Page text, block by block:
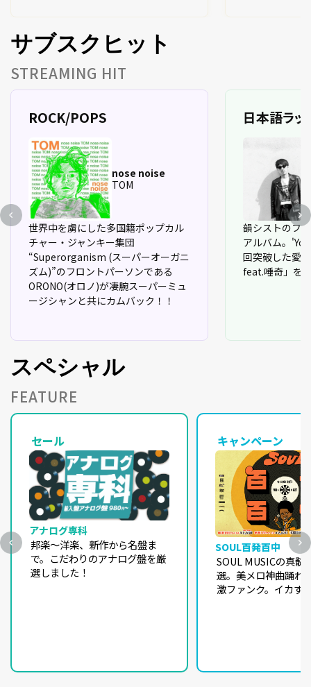
サブスクヒット
STREAMING HIT
ROCK/POPS
nose noise
TOM
世界中を虜にした多国籍ポップカル
チャー・ジャンキー集団
“Superorganism (スーパーオーガニ
ズム)”のフロントパーソンである
ORONO(オロノ)が凄腕スーパーミュ
ージシャンと共にカムバック！！
日本語ラッ
韻シストのフ
アルバム。
回突破した愛
feat.唾奇」を
スペシャル
FEATURE
セール
アナログ専科
邦楽～洋楽、新作から名盤ま
で。こだわりのアナログ盤を厳
選しました！
キャンペーン
SOUL百発百中
SOUL MUSICの真髄
選。美メロ神曲踊れ
激ファンク。イカす